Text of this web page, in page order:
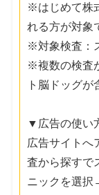
※はじめて株
れる方が対象
※対象検査：
※複数の検査
ト脳ドッグが
▼広告の使い
広告サイト
査から探すで
ニックを選